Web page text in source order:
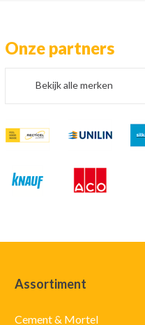
Onze partners
Bekijk alle merken
Assortiment
Cement & Mortel